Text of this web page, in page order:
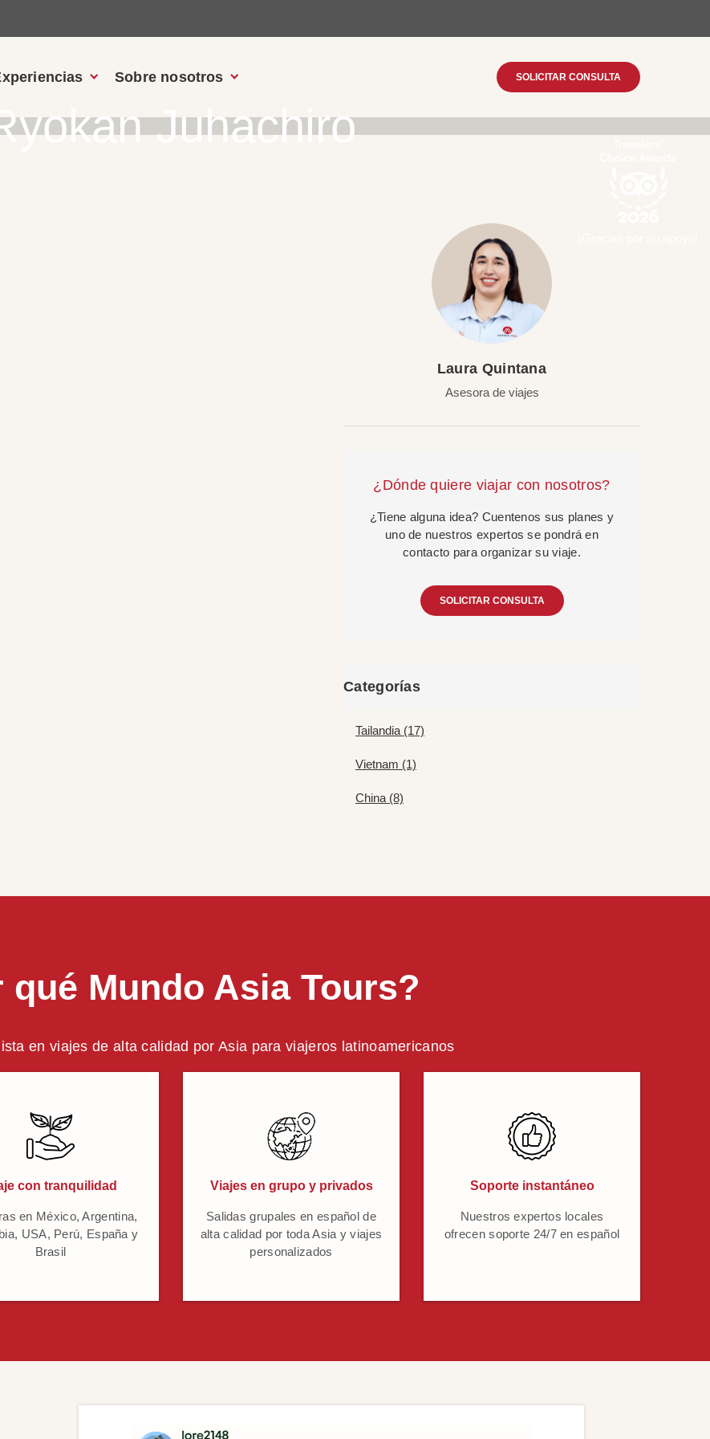
Sobre nosotros SOLICITAR CONSULTA
Juhachiro
Laura Quintana
Asesora de viajes
¿Dónde quiere viajar con nosotros?
¿Tiene alguna idea? Cuentenos sus planes y
uno de nuestros expertos se pondrá en
contacto para organizar su viaje.
SOLICITAR CONSULTA
Categorías
Tailandia (17)
Vietnam (1)
China (8)
qué Mundo Asia Tours?
en viajes de alta calidad por Asia para viajeros latinoamericanos
con tranquilidad
en México, Argentina,
USA, Perú, España y
Brasil
Viajes en grupo y privados
Salidas grupales en español de
alta calidad por toda Asia y viajes
personalizados
Soporte instantáneo
Nuestros expertos locales
ofrecen soporte 24/7 en español